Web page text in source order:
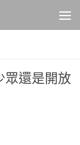
眾還是開放